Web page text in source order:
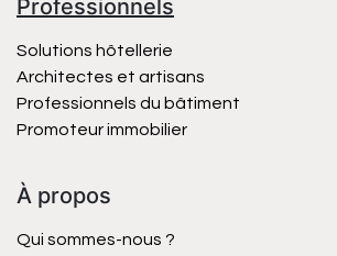
Professionnels
Solutions hôtellerie
Architectes et artisans
Professionnels du bâtiment
Promoteur immobilier
À propos
Qui sommes-nous ?